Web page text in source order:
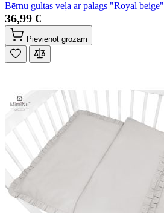
Bērnu gultas veļa ar palags "Royal beige"
36,99 €
Pievienot grozam